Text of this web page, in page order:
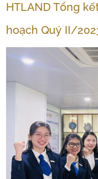
HTLAND Tổng
hoạch Quý II/